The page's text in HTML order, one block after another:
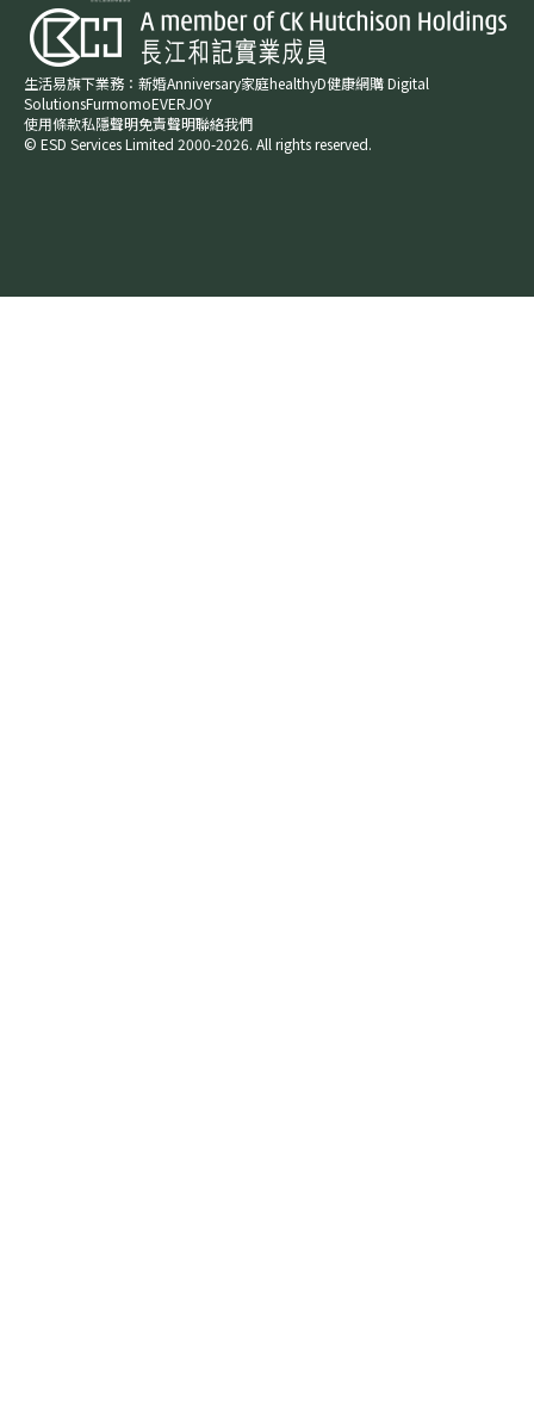
生活易旗下業務： 新婚​Anniversary​家庭​healthyD​健康網購Digital
SolutionsFurmomoEVERJOY​
使用條款私隱聲明免責聲明聯絡我們
© ESD Services Limited 2000-2026. All rights reserved.